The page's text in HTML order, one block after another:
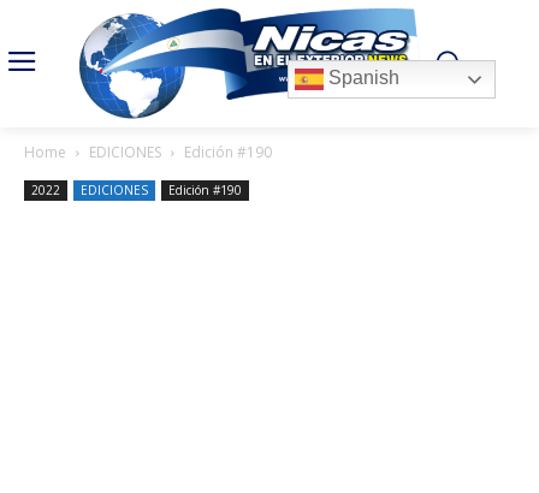
Home EDICIONES Edición #190
2022 EDICIONES Edición #190
Spanish